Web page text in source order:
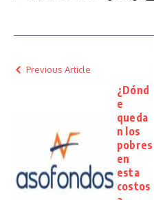
Previous Article
¿Dónd
e
queda
n los
pobres
en
esta
costos